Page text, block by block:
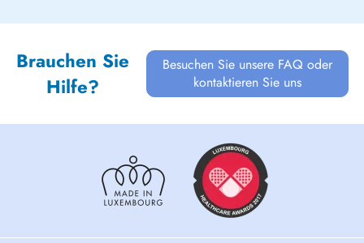
Brauchen Sie
Hilfe?
Besuchen Sie unsere FAQ oder
kontaktieren Sie uns